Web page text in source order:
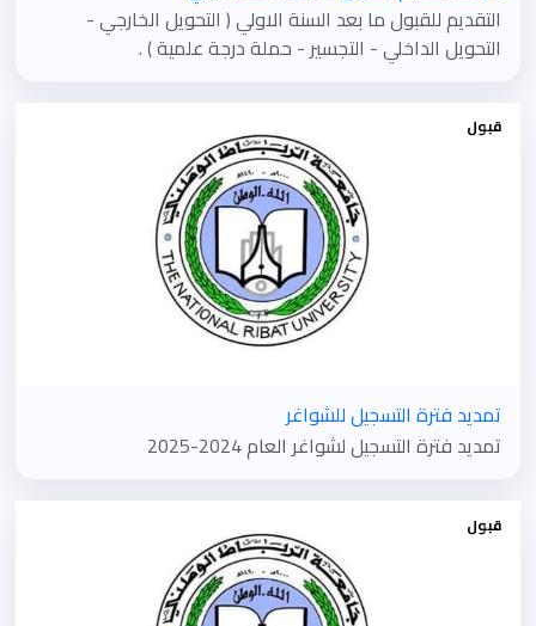
التقديم للقبول ما بعد السنة الاولي ( التحويل الخارجي -
التحويل الداخلي - التجسير - حملة درجة علمية ) .
قبول
تمديد فترة التسجيل للشواغر
تمديد فترة التسجيل لشواغر العام 2024-2025
قبول